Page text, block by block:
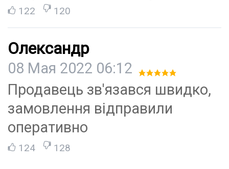
122 120
Олександр
08 Мая 2022 06:12
Продавець зв'язався швидко,
замовлення відправили
оперативно
124 128